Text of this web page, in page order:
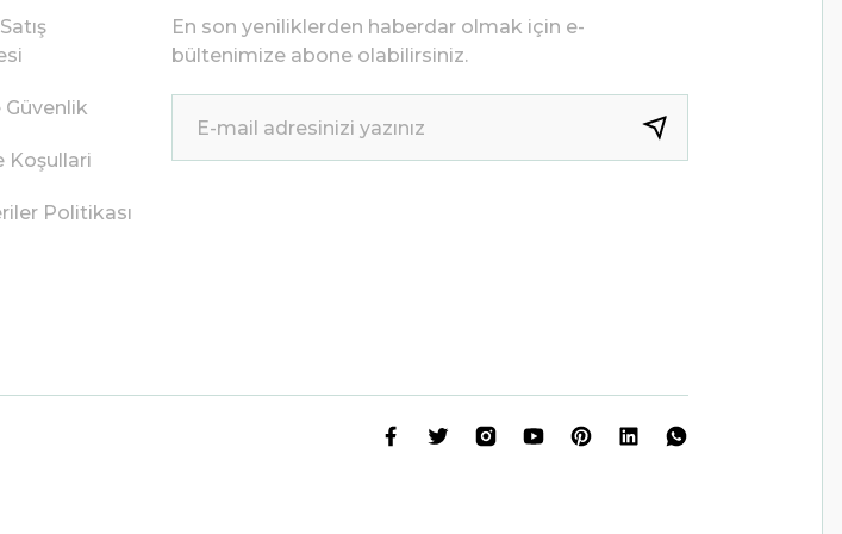
Güvenlik
Koşullari
Politikası
En son yeniliklerden haberdar olmak için e-
bültenimize abone olabilirsiniz.